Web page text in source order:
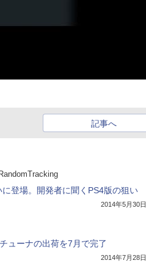
記事へ
登場。開発者に聞くPS4版の狙い
2014年5月30日
ューナの出荷を7月で完了
2014年7月28日